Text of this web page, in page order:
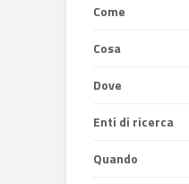
Come
Cosa
Dove
Enti di ricerca
Quando